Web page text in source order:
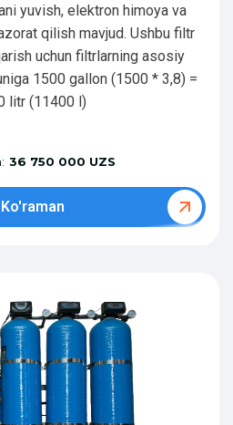
yuvish, elektron himoya va
qilish mavjud. Ushbu filtr
uchun filtrlarning asosiy
1500 gallon (1500 * 3,8) =
litr (11400 l)
36 750 000 UZS